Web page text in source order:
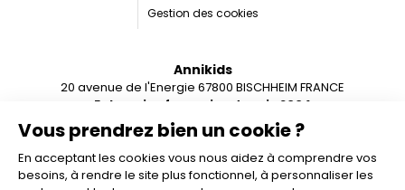
Vous prendrez bien un cookie ?
En acceptant les cookies vous nous aidez à comprendre vos
besoins, à rendre le site plus fonctionnel, à personnaliser les
Gestion des cookies
Annikids
20 avenue de l'Energie 67800 BISCHHEIM FRANCE
Entreprise française depuis 2004